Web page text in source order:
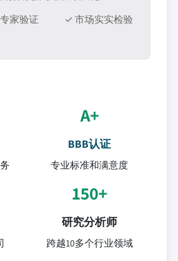
家验证 ✓ 市场实实检验
A+
BBB认证
专业标准和满意度
150+
研究分析师
跨越10多个行业领域